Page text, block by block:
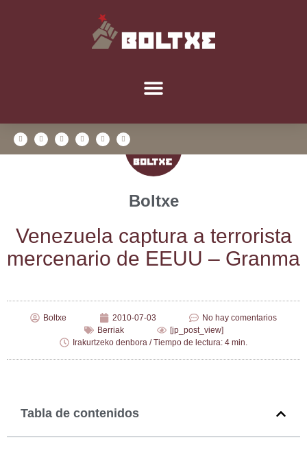
Boltxe
Vene­zue­la cap­tu­ra a terro­ris­ta
mer­ce­na­rio de EEUU – Granma
Boltxe 2010-07-03
No hay comentarios
Berriak
[jp_post_view]
Irakurtzeko denbora / Tiempo de lectura: 4 min.
Tabla de contenidos